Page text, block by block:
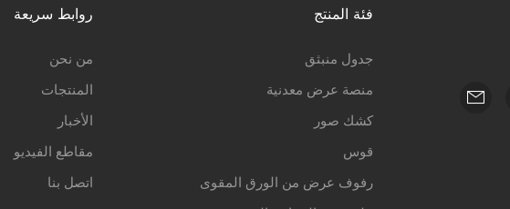
فئة المنتج
جدول منبثق
منصة عرض معدنية
كشك صور
قوس
رفوف عرض من الورق المقوى
روابط سريعة
من نحن
المنتجات
الأخبار
مقاطع الفيديو
اتصل بنا